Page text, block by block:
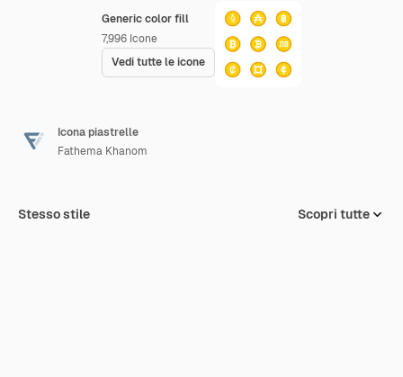
Generic color fill
7,996 Icone
Vedi tutte le icone
Icona piastrelle
Fathema Khanom
Stesso stile Scopri tutte